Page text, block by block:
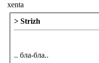
xenta
> Strizh
.. бла-бла..